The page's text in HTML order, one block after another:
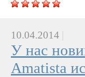
10.04.2014
У нас
Amatista